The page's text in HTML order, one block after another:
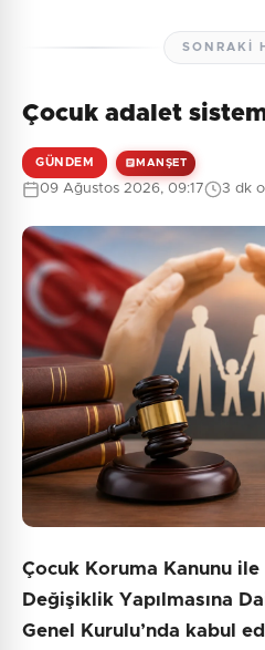
SONRAKI
Çocuk adalet
GÜNDEM MANŞET
09 Ağustos 2026, 09:17 3 dk
Çocuk Koruma Kanunu ile
Değişiklik Yapılmasına
Genel Kurulu’nda kabul